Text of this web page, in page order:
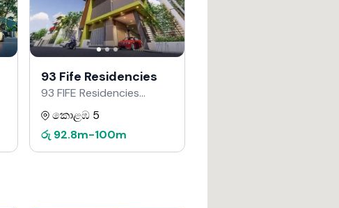
93 Fife Residencies
93 FIFE Residencies
Developers වෙතින්
කොළඹ 5
රු 92.8m-100m